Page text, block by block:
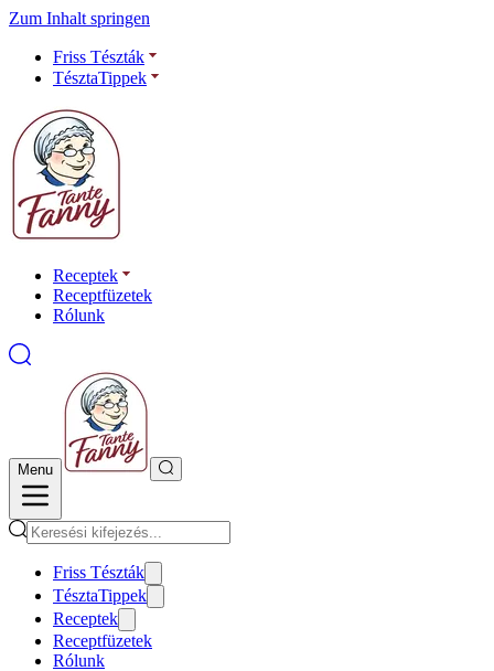
Zum Inhalt springen
Friss Tészták
TésztaTippek
Receptek
Receptfüzetek
Rólunk
Menu
Friss Tészták
TésztaTippek
Receptek
Receptfüzetek
Rólunk